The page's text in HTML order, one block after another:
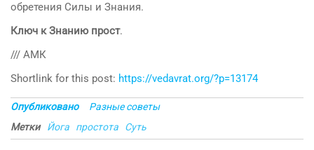
обретения Силы и Знания.
Ключ к Знанию прост.
/// АМК
Shortlink for this post: https://vedavrat.org/?p=13174
Опубликовано
Разные советы
Метки
Йога простота Суть